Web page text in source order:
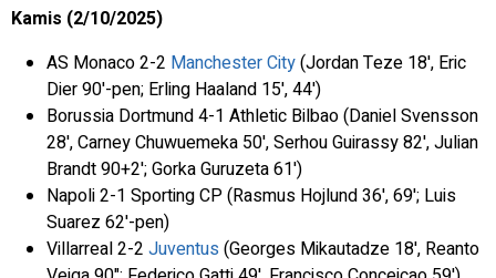
Kamis (2/10/2025)
AS Monaco 2-2 Manchester City(Jordan Teze 18', Eric
Dier 90'-pen; Erling Haaland 15', 44')
Borussia Dortmund 4-1 Athletic Bilbao (Daniel Svensson
28', Carney Chuwuemeka 50', Serhou Guirassy 82', Julian
Brandt 90+2'; Gorka Guruzeta 61')
Napoli 2-1 Sporting CP (Rasmus Hojlund 36', 69'; Luis
Suarez 62'-pen)
Villarreal 2-2 Juventus (Georges Mikautadze 18', Reanto